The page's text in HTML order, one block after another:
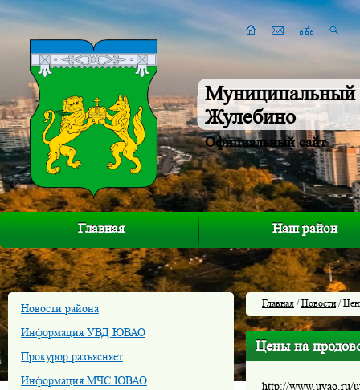
Муниципальный
Жулебино
Официальный сайт
Главная Наш район
Новости района
Информация УВД ЮВАО
Прокурор разъясняет
Информация МЧС ЮВАО
Главная /Новости/
Цены на
http://www.uvao.ru/